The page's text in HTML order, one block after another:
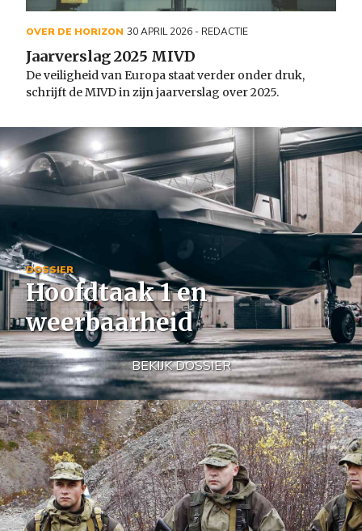
OVER DE HORIZON 30 APRIL 2026- REDACTIE
Jaarverslag 2025 MIVD
De veiligheid van Europa staat verder onder druk,
schrijft de MIVD in zijn jaarverslag over 2025.
Image
DOSSIER
Hoofdtaak 1 en
weerbaarheid
BEKIJK DOSSIER
Image